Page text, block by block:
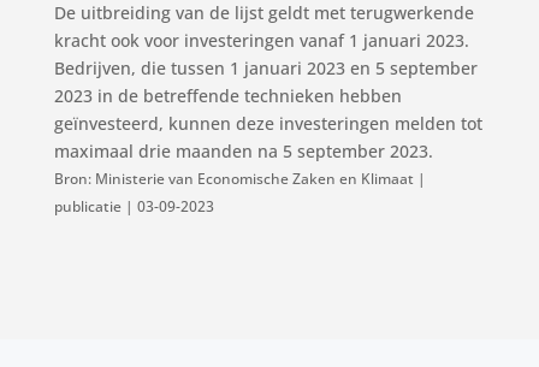
De uitbreiding van de lijst geldt met terugwerkende
kracht ook voor investeringen vanaf 1 januari 2023.
Bedrijven, die tussen 1 januari 2023 en 5 september
2023 in de betreffende technieken hebben
geïnvesteerd, kunnen deze investeringen melden tot
maximaal drie maanden na 5 september 2023.
Bron: Ministerie van Economische Zaken en Klimaat |
publicatie | 03-09-2023